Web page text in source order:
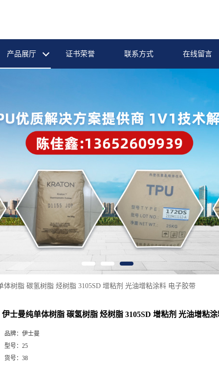
产品展厅 证书荣誉 联系方式 在线留言
体树脂 碳氢树脂 烃树脂 3105SD 增粘剂 光油增粘涂料 电子胶带
伊士曼纯单体树脂 碳氢树脂 烃树脂 3105SD 增粘剂 光油增粘
品牌： 伊士曼
型号： 25
货号： 38